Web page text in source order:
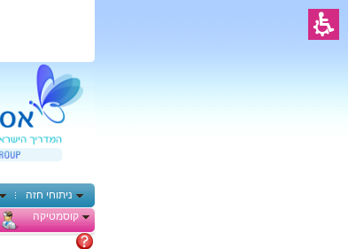
ניתוחי חזה
קוסמטיקה